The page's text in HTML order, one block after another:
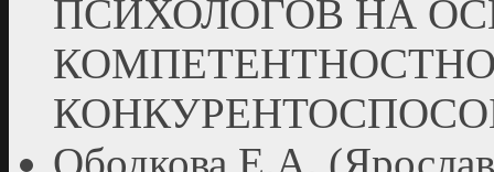
ПСИХОЛОГОВ НА